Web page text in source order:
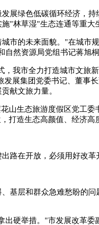
展绿色低碳循环经济，
"林草湿"生态连通等重大
市的未来面貌。"在城
然资源局党组书记蒋旭桐
我市全力打造城市文旅
展集团党委书记、董
献文旅力量。
山生态旅游度假区党工
打造生态高颜值、经济高
路在开放，必须用好改
基层和群众急难愁盼的
硬举措。"市发展改革